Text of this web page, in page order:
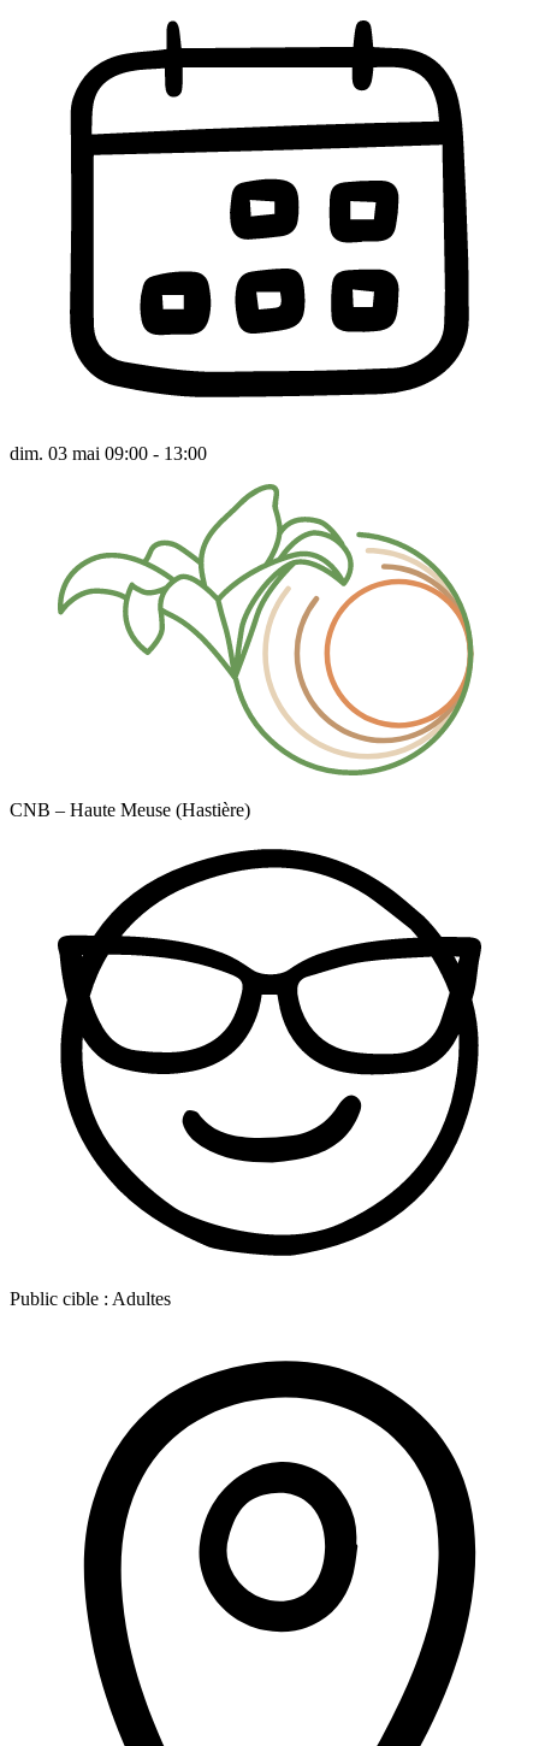
dim. 03 mai 09:00 - 13:00
CNB – Haute Meuse (Hastière)
Public cible : Adultes